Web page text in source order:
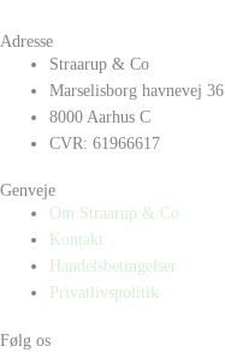
Adresse
Straarup & Co
Marselisborg havnevej 36
8000 Aarhus C
CVR: 61966617
Genveje
Om Straarup & Co
Kontakt
Handelsbetingelser
Privatlivspolitik
Følg os